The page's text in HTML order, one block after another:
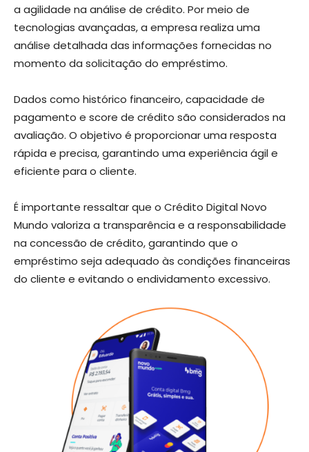
a agilidade na análise de crédito. Por meio de
tecnologias avançadas, a empresa realiza uma
análise detalhada das informações fornecidas no
momento da solicitação do empréstimo.
Dados como histórico financeiro, capacidade de
pagamento e score de crédito são considerados na
avaliação. O objetivo é proporcionar uma resposta
rápida e precisa, garantindo uma experiência ágil e
eficiente para o cliente.
É importante ressaltar que o Crédito Digital Novo
Mundo valoriza a transparência e a responsabilidade
na concessão de crédito, garantindo que o
empréstimo seja adequado às condições financeiras
do cliente e evitando o endividamento excessivo.